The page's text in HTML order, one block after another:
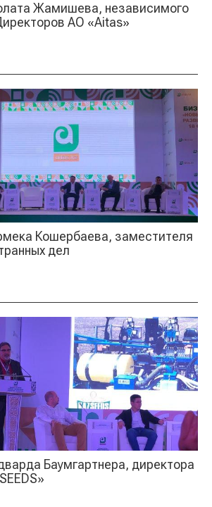
Жамишева, независимого
АО «Aitas»
Кошербаева, заместителя
дел
Баумгартнера, директора